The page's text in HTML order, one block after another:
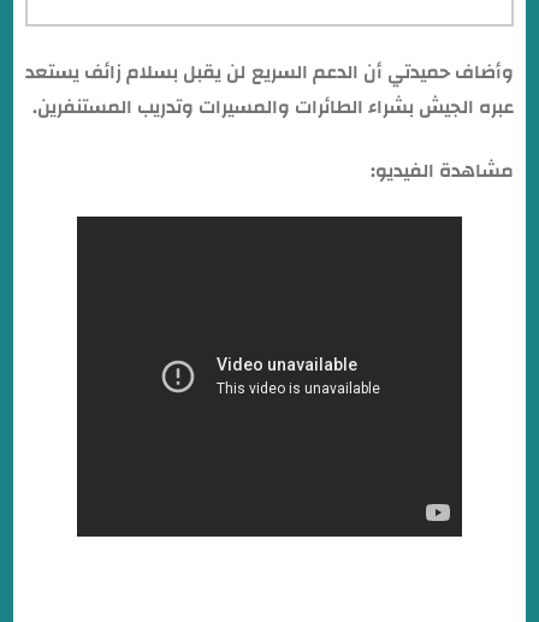
وأضاف حميدتي أن الدعم السريع لن يقبل بسلام زائف يستعد
عبره الجيش بشراء الطائرات والمسيرات وتدريب المستنفرين.
مشاهدة الفيديو: